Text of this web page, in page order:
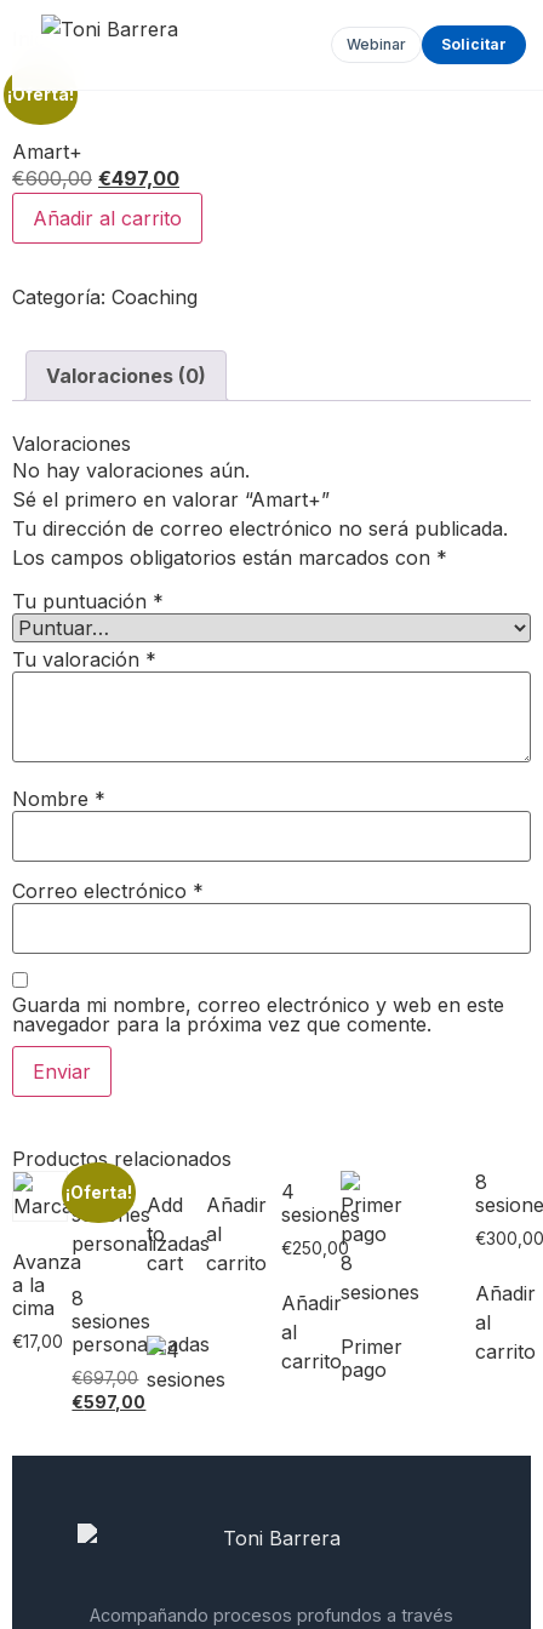
Webinar Solicitar
Inicio /Coaching/ Amart+
¡Oferta!
Amart+
€600,00 €497,00
Añadir al carrito
Categoría: Coaching
Valoraciones (0)
Valoraciones
No hay valoraciones aún.
Sé el primero en valorar “Amart+”
Tu dirección de correo electrónico no será publicada.
Los campos obligatorios están marcados con *
Tu puntuación *
Tu valoración *
Nombre *
Correo electrónico *
Guarda mi nombre, correo electrónico y web en este
navegador para la próxima vez que comente.
Productos relacionados
Avanza
a la
cima
€17,00
Add
to
cart
¡Oferta!
8
sesiones
personalizadas
€697,00
€597,00
Añadir
al
carrito
4
sesiones
€250,00
Añadir
al
carrito
Primer
pago
8
€
Añadir
al
carrito
Acompañando procesos profundos a través